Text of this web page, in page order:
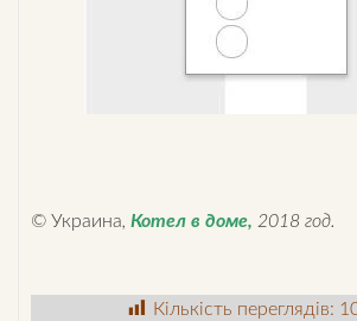
© Украина, Котел в доме, 2018 год.
Кількість переглядів: